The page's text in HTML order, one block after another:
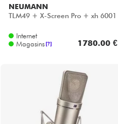
NEUMANN
TLM49 + X-Screen Pro + xh 6001
Internet
Magasins [?] 1780.00 €